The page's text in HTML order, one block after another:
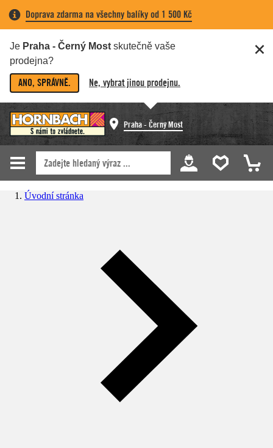
Doprava zdarma na všechny balíky od 1 500 Kč
Je Praha - Černý Most skutečně vaše
prodejna?
ANO, SPRÁVNĚ. Ne, vybrat jinou prodejnu.
Praha - Černý Most
Úvodní stránka